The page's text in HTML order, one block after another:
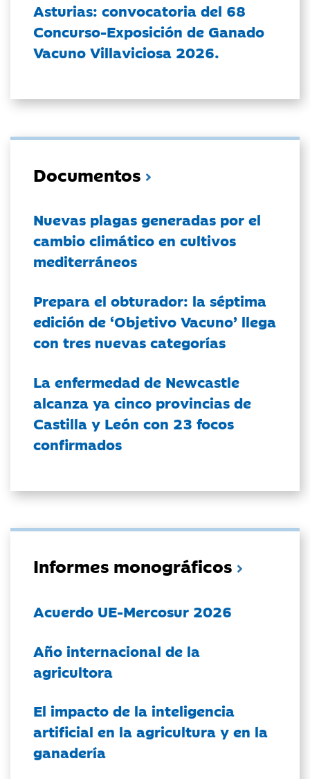
Asturias: convocatoria del 68
Concurso-Exposición de Ganado
Vacuno Villaviciosa 2026.
Documentos
Nuevas plagas generadas por el
cambio climático en cultivos
mediterráneos
Prepara el obturador: la séptima
edición de ‘Objetivo Vacuno’ llega
con tres nuevas categorías
La enfermedad de Newcastle
alcanza ya cinco provincias de
Castilla y León con 23 focos
confirmados
Informes monográficos
Acuerdo UE-Mercosur 2026
Año internacional de la
agricultora
El impacto de la inteligencia
artificial en la agricultura y en la
ganadería